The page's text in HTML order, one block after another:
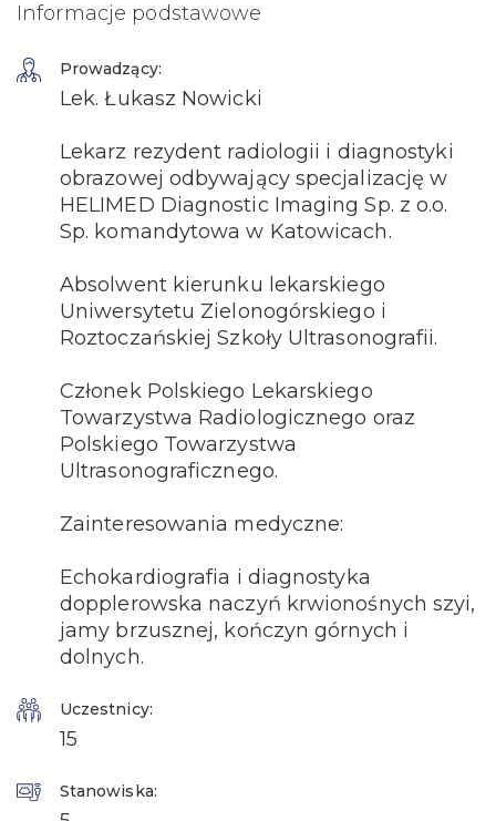
Informacje podstawowe
Prowadzący:
Lek. Łukasz Nowicki
Lekarz rezydent radiologii i diagnostyki
obrazowej odbywający specjalizację w
HELIMED Diagnostic Imaging Sp. z o.o.
Sp. komandytowa w Katowicach.
Absolwent kierunku lekarskiego
Uniwersytetu Zielonogórskiego i
Roztoczańskiej Szkoły Ultrasonografii.
Członek Polskiego Lekarskiego
Towarzystwa Radiologicznego oraz
Polskiego Towarzystwa
Ultrasonograficznego.
Zainteresowania medyczne:
Echokardiografia i diagnostyka
dopplerowska naczyń krwionośnych szyi,
jamy brzusznej, kończyn górnych i
dolnych.
Uczestnicy:
15
Stanowiska: